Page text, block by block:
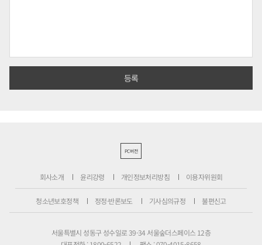
PC버전
회사소개 윤리강령 개인정보처리방침 이용자위원회
청소년보호정책 정정·반론보도 기사심의규정 불편신고
서울특별시 성동구 성수일로 39-34 서울숲더스페이스 12층